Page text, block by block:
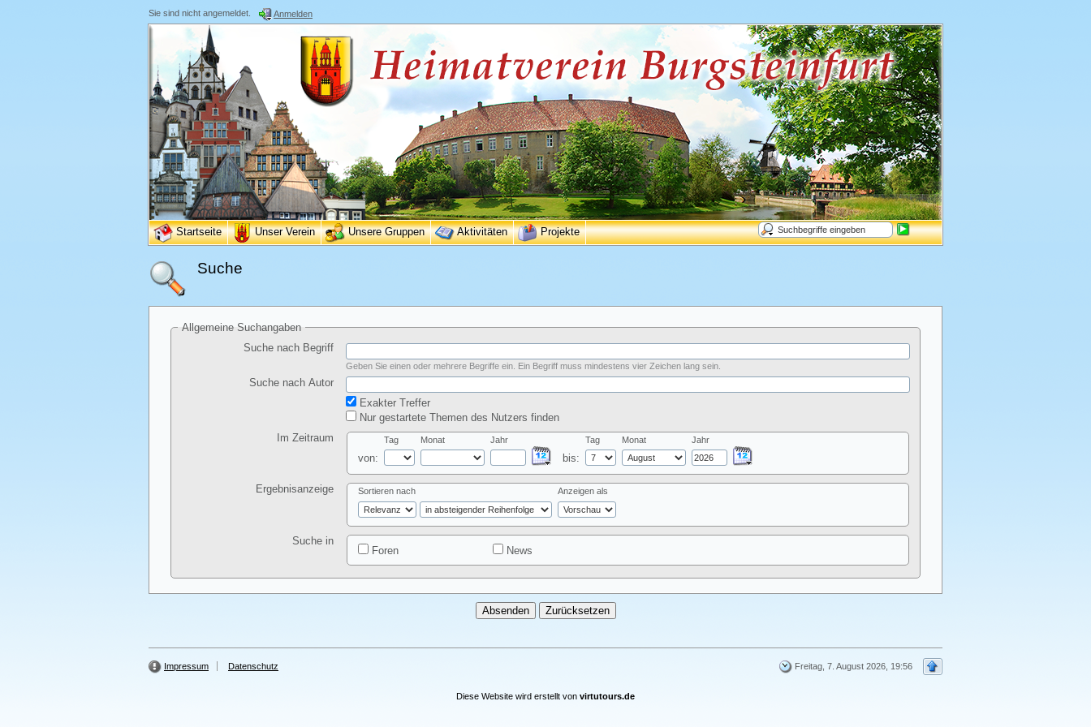
Sie sind nicht angemeldet. Anmelden
Startseite Unser Verein Unsere Gruppen Aktivitäten Projekte
Suche
Allgemeine Suchangaben
Suche nach Begriff
Geben Sie einen oder mehrere Begriffe ein. Ein Begriff muss mindestens vier Zeichen lang sein.
Suche nach Autor
Exakter Treffer
Nur gestartete Themen des Nutzers finden
Im Zeitraum
von:
Tag Monat Jahr
bis:
Tag Monat Jahr
Ergebnisanzeige Sortieren nach Anzeigen als
Suche in
Foren
News
Impressum Datenschutz Freitag, 7. August 2026, 19:56
Diese Website wird erstellt von virtutours.de